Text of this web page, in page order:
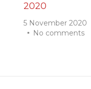
2020
5 November 2020
No comments